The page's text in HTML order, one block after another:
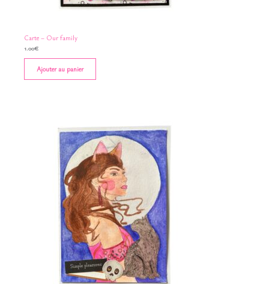
Carte – Our family
1.00€
Ajouter au panier